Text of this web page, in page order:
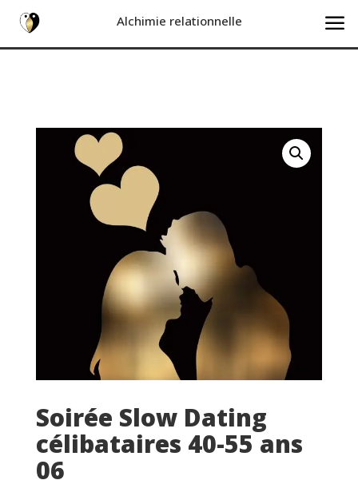
Alchimie relationnelle a
Soirée Slow Dating
célibataires 40-55 ans
06